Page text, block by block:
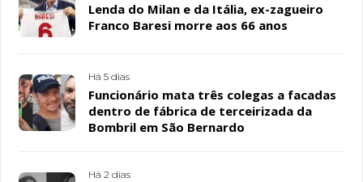
Lenda do Milan e da Itália, ex-zagueiro
Franco Baresi morre aos 66 anos
Há 5 dias
Funcionário mata três colegas a facadas
dentro de fábrica de terceirizada da
Bombril em São Bernardo
Há 2 dias